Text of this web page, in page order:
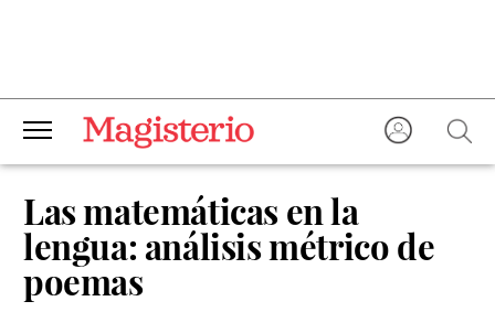
Las matemáticas en la
lengua: análisis métrico de
poemas